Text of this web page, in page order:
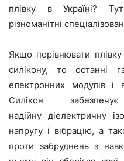
плівку в Україні?
різноманітні
Якщо порівнювати
силікону, то останні
електронних модулів і
Силікон забезпечує
надійну діелектричну
напругу і вібрацію, а
проти забруднень з